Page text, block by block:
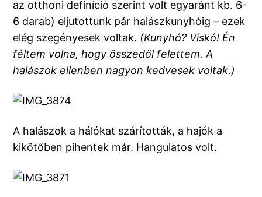
az otthoni definíció szerint volt egyaránt kb. 6-
6 darab) eljutottunk pár halászkunyhóig – ezek
elég szegényesek voltak. (Kunyhó? Viskó! Én
féltem volna, hogy összedől felettem. A
halászok ellenben nagyon kedvesek voltak.)
A halászok a hálókat szárították, a hajók a
kikötőben pihentek már. Hangulatos volt.